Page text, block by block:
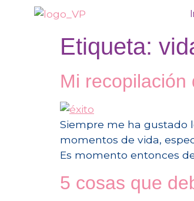
Etiqueta:
Mi
Siempre me ha gustado
momentos de vida,
Es momento entonces
5 cosas que